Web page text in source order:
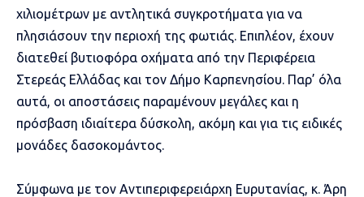
χιλιομέτρων με αντλητικά συγκροτήματα για να
πλησιάσουν την περιοχή της φωτιάς. Επιπλέον, έχουν
διατεθεί βυτιοφόρα οχήματα από την Περιφέρεια
Στερεάς Ελλάδας και τον Δήμο Καρπενησίου. Παρ’ όλα
αυτά, οι αποστάσεις παραμένουν μεγάλες και η
πρόσβαση ιδιαίτερα δύσκολη, ακόμη και για τις ειδικές
μονάδες δασοκομάντος.
Σύμφωνα με τον Αντιπεριφερειάρχη Ευρυτανίας, κ. Άρη